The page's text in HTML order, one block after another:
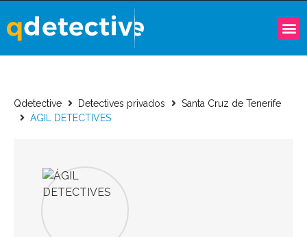
Qdetective Detectives privados
Santa Cruz de Tenerife
ÁGIL DETECTIVES